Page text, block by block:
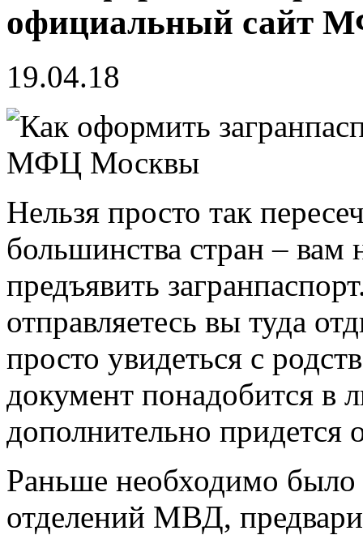
официальный сайт
19.04.18
Нельзя просто так
большинства стран – вам
предъявить
отправляетесь вы туда
просто увидеться с
документ понадобится в
дополнительно придется
Раньше необходимо было
отделений МВД,